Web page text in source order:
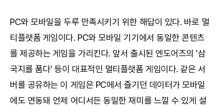
PC와 모바일을 두루 만족시키기 위한 해답이 있다. 바로 멀
티플랫폼 게임이다. PC와 모바일 기기에서 동일한 콘텐츠
를 제공하는 게임을 가리킨다. 앞서 출시된 엔도어즈의 '삼
국지를 품다' 등이 대표적인 멀티플랫폼 게임이다. 같은 서
버를 공유하는 이 게임은 PC에서 즐기던 데이터가 모바일
에도 연동돼 언제 어디서든 동일한 재미를 느낄 수 있게 설